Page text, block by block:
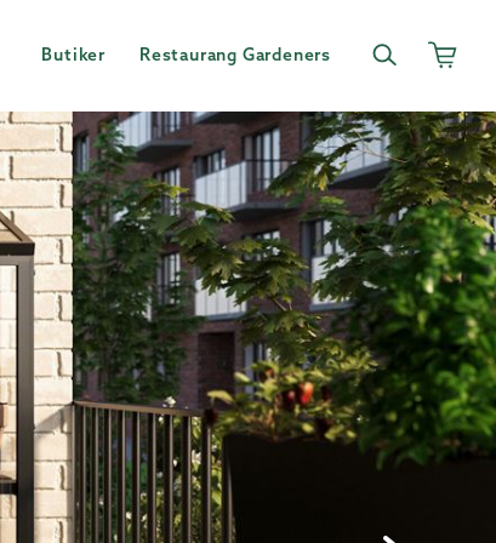
Butiker Restaurang Gardeners